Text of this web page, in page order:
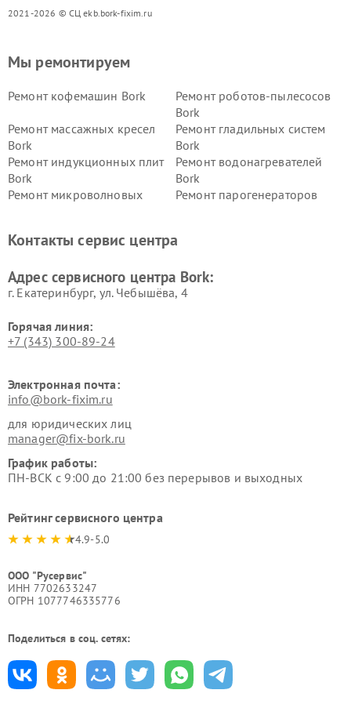
2021-2026 © СЦ ekb.bork-fixim.ru
Мы ремонтируем
Ремонт кофемашин Bork
Ремонт роботов-пылесосов
Bork
Ремонт массажных кресел
Bork
Ремонт гладильных систем
Bork
Ремонт индукционных плит
Bork
Ремонт водонагревателей
Bork
Ремонт микроволновых
Ремонт парогенераторов
воздуха Bork
Bork
Bork
Контакты сервис центра
Адрес сервисного центра Bork:
г. Екатеринбург, ул. Чебышёва, 4
Горячая линия:
+7 (343) 300-89-24
Электронная почта:
info@bork-fixim.ru
для юридических лиц
manager@fix-bork.ru
График работы:
ПН-ВСК с 9:00 до 21:00 без перерывов и выходных
Рейтинг сервисного центра
4.9-5.0
ООО "Русервис"
ИНН 7702633247
ОГРН 1077746335776
Поделиться в соц. сетях: